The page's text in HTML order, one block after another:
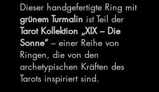
Dieser handgefertigte Ring mit
grünem Turmalin ist Teil der
Tarot Kollektion „XIX – Die
Sonne“ – einer Reihe von
Ringen, die von den
archetypischen Kräften des
Tarots inspiriert sind.